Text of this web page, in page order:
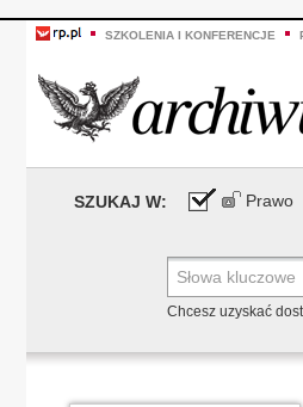
SZKOLENIA I KONFERENCJE
SZUKAJ W: Prawo
Chcesz uzyskać